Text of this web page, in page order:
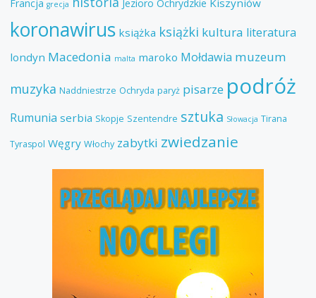
Francja grecja Jezioro Ochrydzkie
koronawirus książka książki kultura literatura
londyn Macedonia malta maroko Mołdawia muzeum
muzyka Naddniestrze Ochryda paryż pisarze podróż
Rumunia serbia Skopje Szentendre sztuka Słowacja Tirana
Tyraspol Węgry Włochy zabytki zwiedzanie